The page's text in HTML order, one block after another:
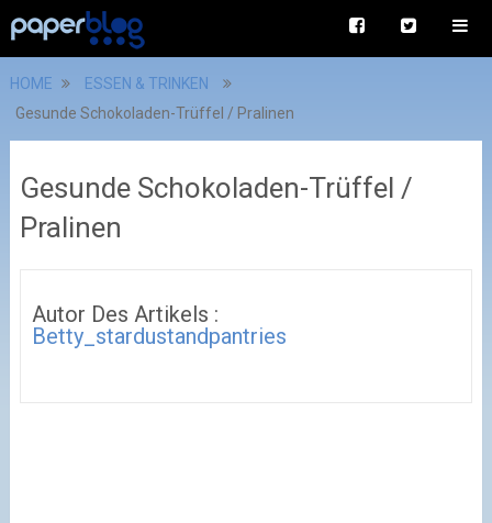
HOME
ESSEN & TRINKEN
Gesunde Schokoladen-Trüffel / Pralinen
Gesunde Schokoladen-Trüffel /
Pralinen
Autor Des Artikels :
Betty_stardustandpantries